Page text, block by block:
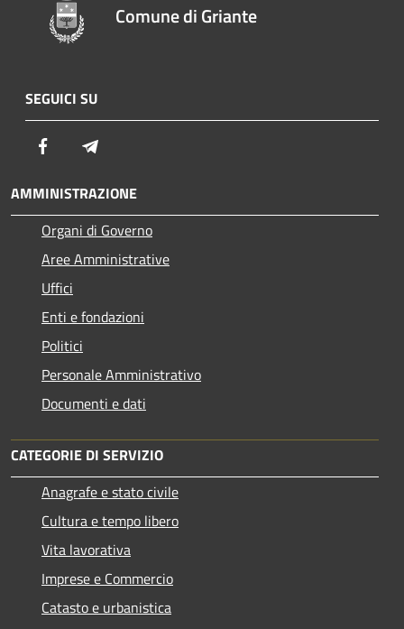
Comune di Griante
SEGUICI SU
Facebook
AMMINISTRAZIONE
Organi di Governo
Aree Amministrative
Uffici
Enti e fondazioni
Politici
Personale Amministrativo
Documenti e dati
CATEGORIE DI SERVIZIO
Anagrafe e stato civile
Cultura e tempo libero
Vita lavorativa
Imprese e Commercio
Catasto e urbanistica